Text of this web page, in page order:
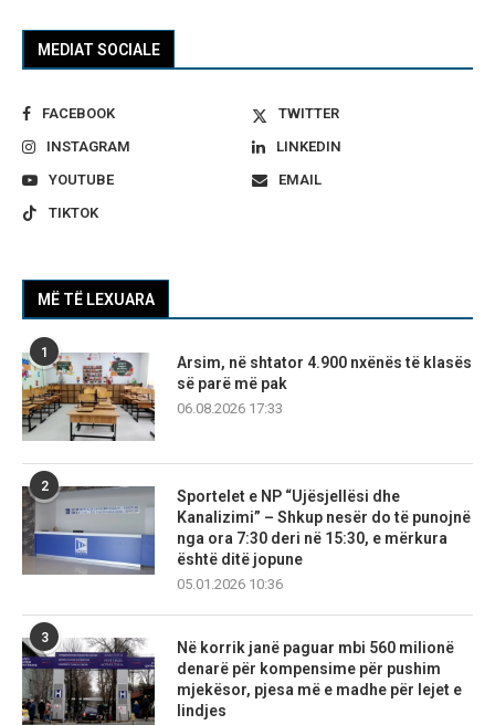
MEDIAT SOCIALE
FACEBOOK
TWITTER
INSTAGRAM
LINKEDIN
YOUTUBE
EMAIL
TIKTOK
MË TË LEXUARA
1
Arsim, në shtator 4.900 nxënës të klasës
së parë më pak
06.08.2026 17:33
2
Sportelet e NP “Ujësjellësi dhe
Kanalizimi” – Shkup nesër do të punojnë
nga ora 7:30 deri në 15:30, e mërkura
është ditë jopune
05.01.2026 10:36
3
Në korrik janë paguar mbi 560 milionë
denarë për kompensime për pushim
mjekësor, pjesa më e madhe për lejet e
lindjes